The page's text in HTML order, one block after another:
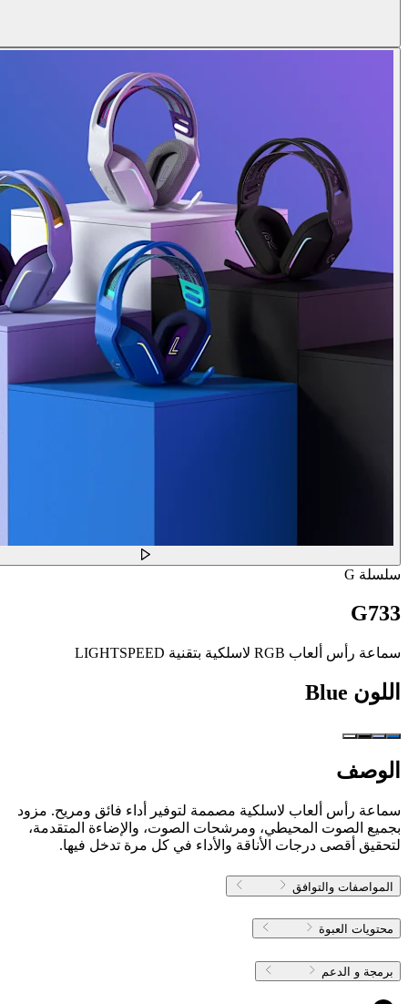
سلسلة G
G733
سماعة رأس ألعاب RGB لاسلكية بتقنية LIGHTSPEED
اللون Blue
الوصف
سماعة رأس ألعاب لاسلكية مصممة لتوفير أداء فائق ومريح. مزود
بجميع الصوت المحيطي، ومرشحات الصوت، والإضاءة المتقدمة،
لتحقيق أقصى درجات الأناقة والأداء في كل مرة تدخل فيها.
المواصفات والتوافق
محتويات العبوة
برمجة و الدعم